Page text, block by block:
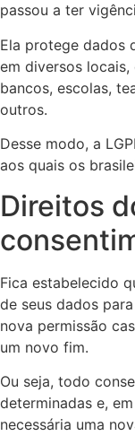
passou a ter
Ela protege dados
em diversos locais,
bancos, escolas,
outros.
Desse modo, a
aos quais os
Direitos
Fica estabelecido
de seus dados
nova permissão
um novo fim.
Ou seja, todo
determinadas e,
necessária uma